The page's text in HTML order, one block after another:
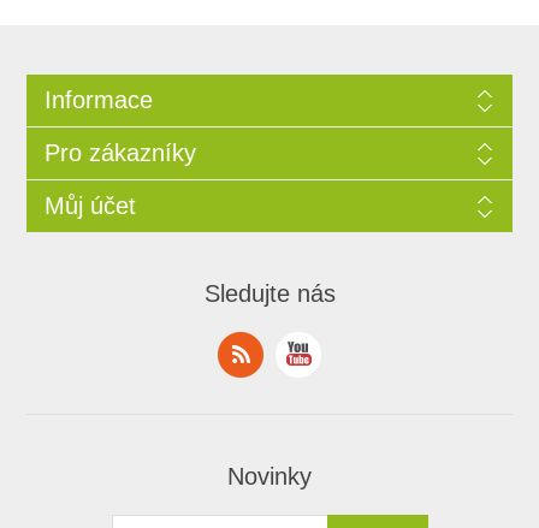
Informace
Pro zákazníky
Můj účet
Sledujte nás
Novinky